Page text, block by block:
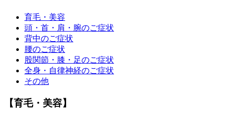
育毛・美容
頭・首・肩・腕のご症状
背中のご症状
腰のご症状
股関節・膝・足のご症状
全身・自律神経のご症状
その他
【育毛・美容】